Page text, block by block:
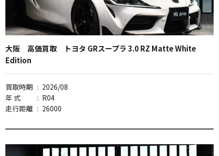
大阪 高価買取 トヨタ GRスープラ 3.0 RZ Matte White
Edition
買取時期 : 2026/08
年 式
: R04
走行距離 : 26000